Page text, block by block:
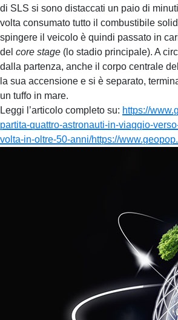
di SLS si sono distaccati un paio di
volta consumato tutto il combustibile
spingere il veicolo è quindi passato in
del core stage (lo stadio principale). A
dalla partenza, anche il corpo centrale
la sua accensione e si è separato,
un tuffo in mare.
Leggi l’articolo completo su: https://
partita-quattro-astronauti-in-viaggio-
volta-in-oltre-50-anni/https://